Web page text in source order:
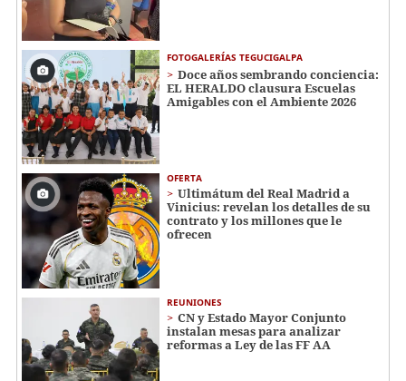
FOTOGALERÍAS TEGUCIGALPA
Doce años sembrando conciencia:
EL HERALDO clausura Escuelas
Amigables con el Ambiente 2026
OFERTA
Ultimátum del Real Madrid a
Vinicius: revelan los detalles de su
contrato y los millones que le
ofrecen
REUNIONES
CN y Estado Mayor Conjunto
instalan mesas para analizar
reformas a Ley de las FF AA